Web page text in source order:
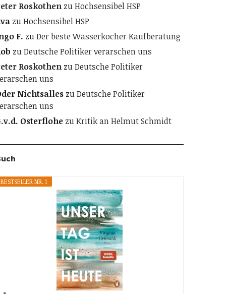
RoskothenzuHochsensibel HSP
zuHochsensibel HSP
F. zuDer beste Wasserkocher Kaufberatung
zuDeutsche Politiker verarschen uns
RoskothenzuDeutsche Politiker
uns
NichtsalleszuDeutsche Politiker
uns
OsterflohezuKritik an Helmut Schmidt
BESTSELLER NR. 1